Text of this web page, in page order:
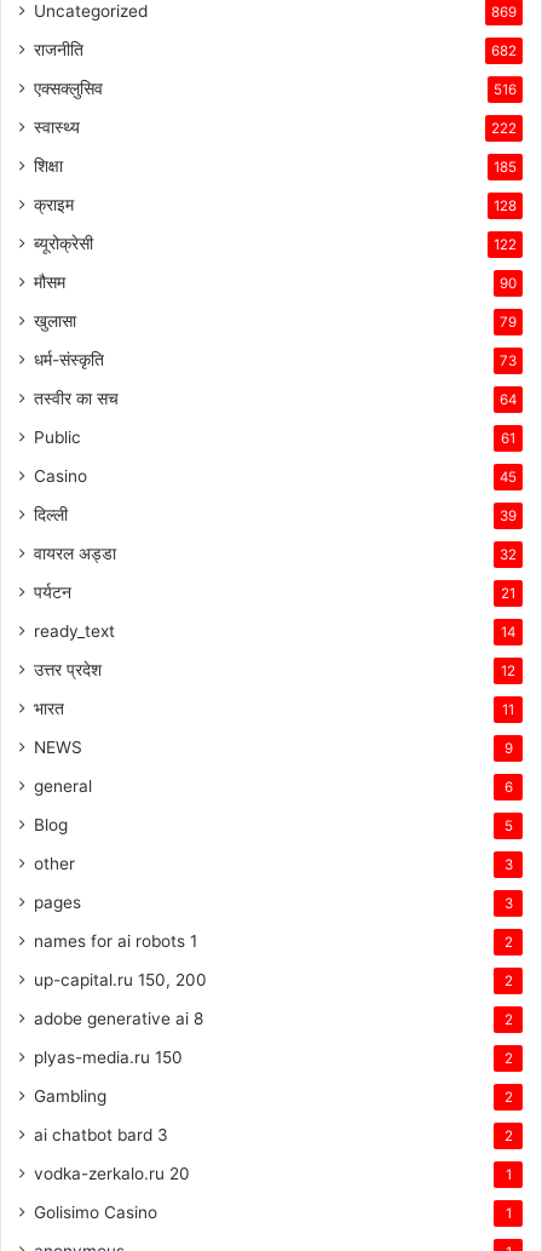
Uncategorized 869
राजनीति 682
एक्सक्लुसिव 516
स्वास्थ्य 222
शिक्षा 185
क्राइम 128
ब्यूरोक्रेसी 122
मौसम 90
खुलासा 79
धर्म-संस्कृति 73
तस्वीर का सच 64
Public 61
Casino 45
दिल्ली 39
वायरल अड्डा 32
पर्यटन 21
ready_text 14
उत्तर प्रदेश 12
भारत 11
NEWS 9
general 6
Blog 5
other 3
pages 3
names for ai robots 1 2
up-capital.ru 150, 200 2
adobe generative ai 8 2
plyas-media.ru 150 2
Gambling 2
ai chatbot bard 3 2
vodka-zerkalo.ru 20 1
Golisimo Casino 1